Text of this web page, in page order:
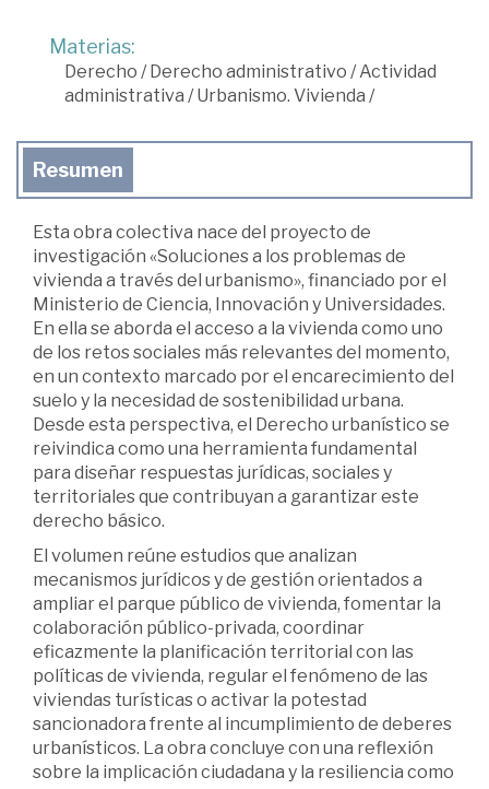
Materias:
Derecho / Derecho administrativo /Actividad
administrativa /Urbanismo. Vivienda /
Resumen
Esta obra colectiva nace del proyecto de
investigación «Soluciones a los problemas de
vivienda a través del urbanismo», financiado por el
Ministerio de Ciencia, Innovación y Universidades.
En ella se aborda el acceso a la vivienda como uno
de los retos sociales más relevantes del momento,
en un contexto marcado por el encarecimiento del
suelo y la necesidad de sostenibilidad urbana.
Desde esta perspectiva, el Derecho urbanístico se
reivindica como una herramienta fundamental
para diseñar respuestas jurídicas, sociales y
territoriales que contribuyan a garantizar este
derecho básico.
El volumen reúne estudios que analizan
mecanismos jurídicos y de gestión orientados a
ampliar el parque público de vivienda, fomentar la
colaboración público-privada, coordinar
eficazmente la planificación territorial con las
políticas de vivienda, regular el fenómeno de las
viviendas turísticas o activar la potestad
sancionadora frente al incumplimiento de deberes
urbanísticos. La obra concluye con una reflexión
sobre la implicación ciudadana y la resiliencia como